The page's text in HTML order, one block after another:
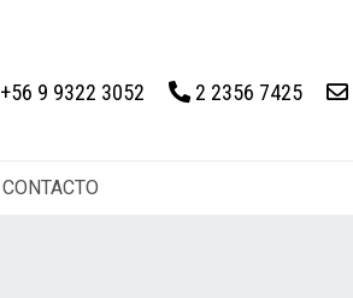
+56 9 9322 3052 2 2356 7425
CONTACTO